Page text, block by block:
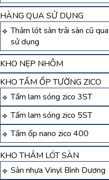
HÀNG QUA SỬ DỤNG
Thảm lót sàn trải sàn cũ qua
sử dụng
KHO NẸP NHÔM
KHO TẤM ỐP TƯỜNG ZICO
Tấm lam sóng zico 3ST
Tấm lam sóng zico 5ST
Tấm ốp nano zico 400
KHO THẢM LÓT SÀN
Sàn nhựa Vinyl Bình Dương